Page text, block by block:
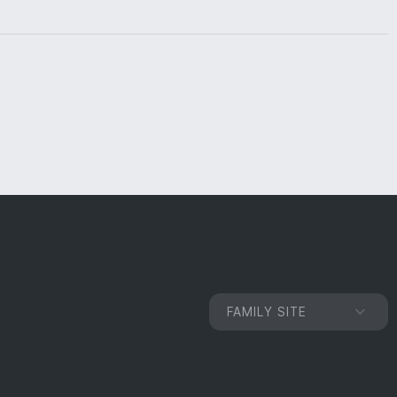
FAMILY SITE